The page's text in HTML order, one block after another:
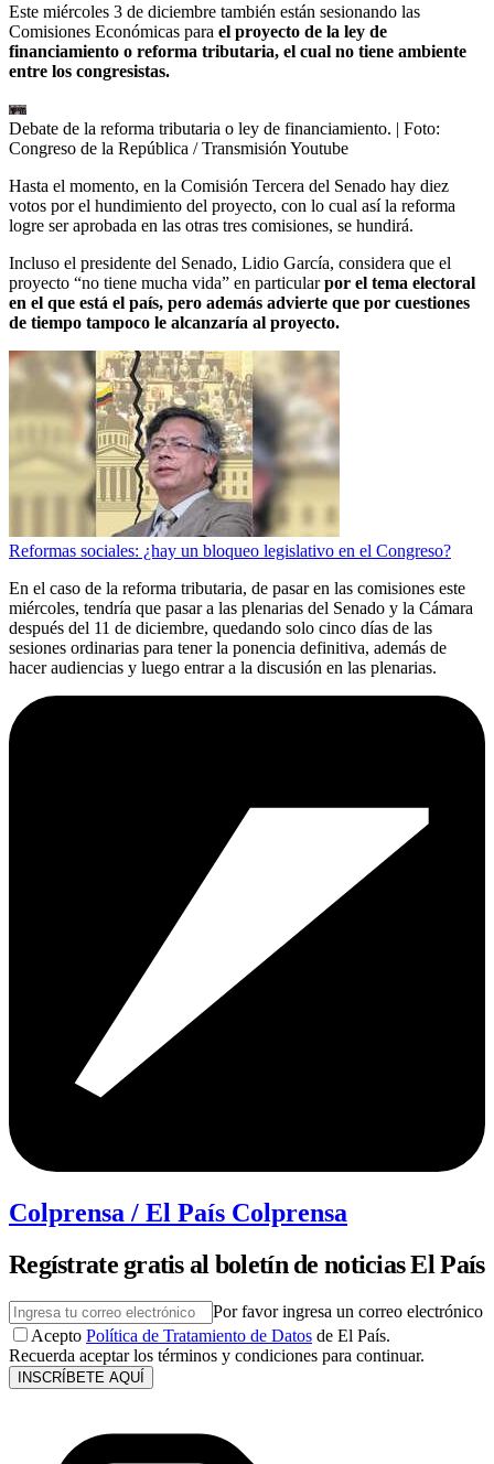
Este miércoles 3 de diciembre también están sesionando las
Comisiones Económicas para el proyecto de la ley de
financiamiento o reforma tributaria, el cual no tiene ambiente
entre los congresistas.
Debate de la reforma tributaria o ley de financiamiento. | Foto:
Congreso de la República / Transmisión Youtube
Hasta el momento, en la Comisión Tercera del Senado hay diez
votos por el hundimiento del proyecto, con lo cual así la reforma
logre ser aprobada en las otras tres comisiones, se hundirá.
Incluso el presidente del Senado, Lidio García, considera que el
proyecto “no tiene mucha vida” en particularpor el tema electoral
en el que está el país, pero además advierte que por cuestiones
de tiempo tampoco le alcanzaría al proyecto.
Reformas sociales: ¿hay un bloqueo legislativo en el Congreso?
En el caso de la reforma tributaria, de pasar en las comisiones este
miércoles, tendría que pasar a las plenarias del Senado y la Cámara
después del 11 de diciembre, quedando solo cinco días de las
sesiones ordinarias para tener la ponencia definitiva, además de
hacer audiencias y luego entrar a la discusión en las plenarias.
Colprensa / El País Colprensa
Regístrate gratis al boletín de noticias El País
Por favor ingresa un correo electrónico
Acepto Política de Tratamiento de Datos de El País.
Recuerda aceptar los términos y condiciones para continuar.
INSCRÍBETE AQUÍ